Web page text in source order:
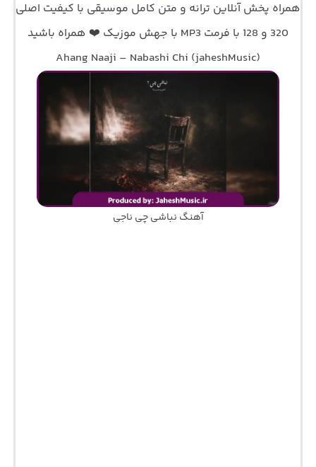
همراه پخش آنلاین ترانه و متن کامل موسیقی با کیفیت اصلی
320 و 128 با فرمت MP3 با جهش موزیک ❤️ همراه باشید
Ahang Naaji – Nabashi Chi (jaheshMusic)
آهنگ نباشی چی ناجی